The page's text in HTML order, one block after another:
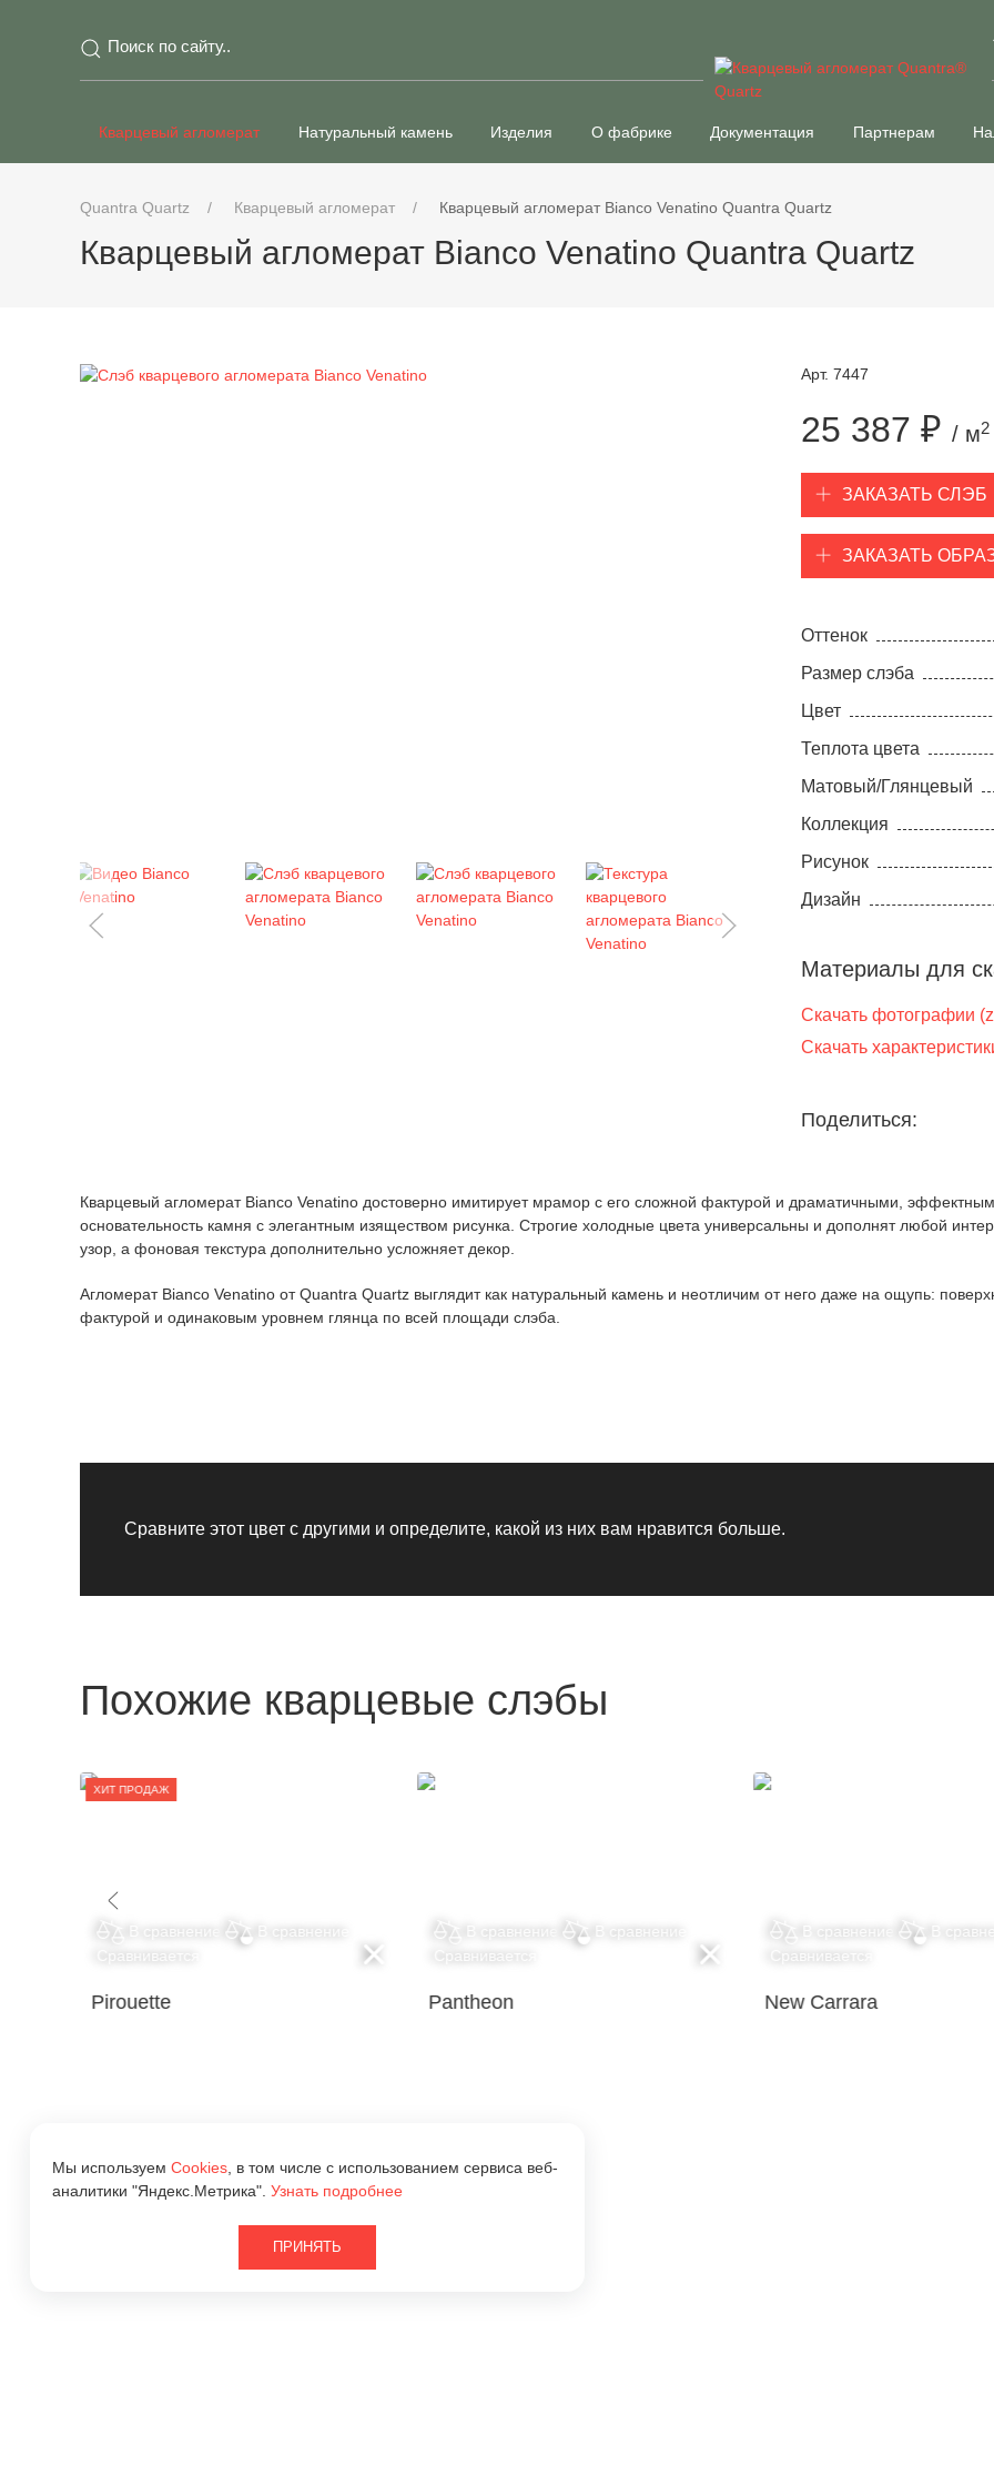
Кварцевый агломерат Натуральный камень Изделия О фабрике Документация Партнерам
Quantra Quartz Кварцевый агломерат Кварцевый агломерат Bianco Venatino Quantra Quartz
Кварцевый агломерат Bianco Venatino Quantra Quartz
Арт. 7447
25 387 ₽ / м2
ЗАКАЗАТЬ СЛЭБ
ЗАКАЗАТЬ
Оттенок
Размер слэба
Цвет
Теплота цвета
Матовый/Глянцевый
Коллекция
Рисунок
Дизайн
Материалы для
Скачать фотографии
Скачать
Поделиться:
Кварцевый агломерат Bianco Venatino достоверно имитирует мрамор с его сложной фактурой и драматичными,
основательность камня с элегантным изяществом рисунка. Строгие холодные цвета универсальны и дополнят любой
узор, а фоновая текстура дополнительно усложняет декор.
Агломерат Bianco Venatino от Quantra Quartz выглядит как натуральный камень и неотличим от него даже на ощупь:
фактурой и одинаковым уровнем глянца по всей площади слэба.
Сравните этот цвет с другими и определите, какой из них вам нравится больше.
Похожие кварцевые слэбы
ХИТ ПРОДАЖ
В сравнение
В сравнение
Сравнивается
Pirouette
В сравнение
В сравнение
Сравнивается
Pantheon
В сравнение
В
Сравнивается
New Carrara
Мы используем Cookies, в том числе с использованием сервиса веб-
аналитики "Яндекс.Метрика". Узнать подробнее
ПРИНЯТЬ